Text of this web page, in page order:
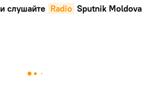
и слушайте Radio Sputnik Moldova